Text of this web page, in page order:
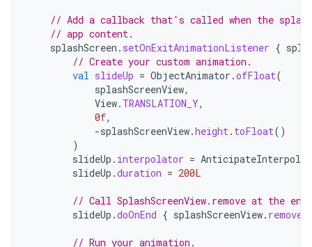
// Add a callback that's called when the
// app content.
splashScreen . setOnExitAnimationListener {
// Create your custom animation.
val slideUp = ObjectAnimator .ofFloat(
splashScreenView,
View. TRANSLATION_Y,
0f,
-splashScreenView.height. toFloat()
)
slideUp . interpolator =
slideUp .duration = 200L
// Call SplashScreenView.remove at the
slideUp .doOnEnd { splashScreenView. remove
// Run your animation.